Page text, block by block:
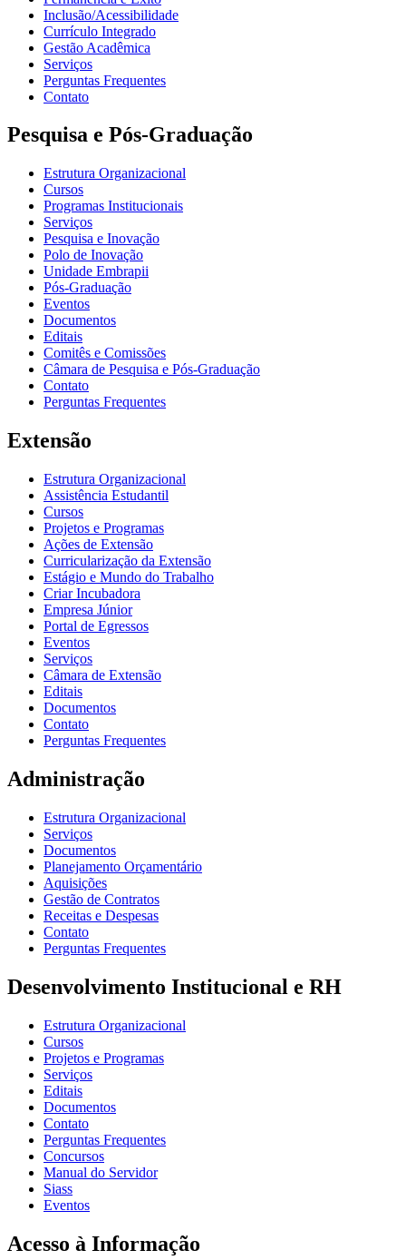
Inclusão/Acessibilidade
Currículo Integrado
Gestão Acadêmica
Serviços
Perguntas Frequentes
Contato
Pesquisa e Pós-Graduação
Estrutura Organizacional
Cursos
Programas Institucionais
Serviços
Pesquisa e Inovação
Polo de Inovação
Unidade Embrapii
Pós-Graduação
Eventos
Documentos
Editais
Comitês e Comissões
Câmara de Pesquisa e Pós-Graduação
Contato
Perguntas Frequentes
Extensão
Estrutura Organizacional
Assistência Estudantil
Cursos
Projetos e Programas
Ações de Extensão
Curricularização da Extensão
Estágio e Mundo do Trabalho
Criar Incubadora
Empresa Júnior
Portal de Egressos
Eventos
Serviços
Câmara de Extensão
Editais
Documentos
Contato
Perguntas Frequentes
Administração
Estrutura Organizacional
Serviços
Documentos
Planejamento Orçamentário
Aquisições
Gestão de Contratos
Receitas e Despesas
Contato
Perguntas Frequentes
Desenvolvimento Institucional e RH
Estrutura Organizacional
Cursos
Projetos e Programas
Serviços
Editais
Documentos
Contato
Perguntas Frequentes
Concursos
Manual do Servidor
Siass
Eventos
Acesso à Informação